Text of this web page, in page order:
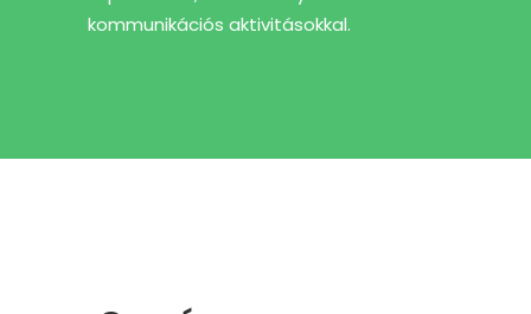
kommunikációs aktivitásokkal.